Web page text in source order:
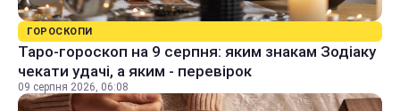
ГОРОСКОПИ
Таро-гороскоп на 9 серпня: яким знакам Зодіаку
чекати удачі, а яким - перевірок
09 серпня 2026, 06:08